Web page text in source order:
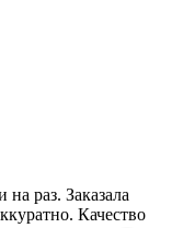
на раз. Заказала
Качество